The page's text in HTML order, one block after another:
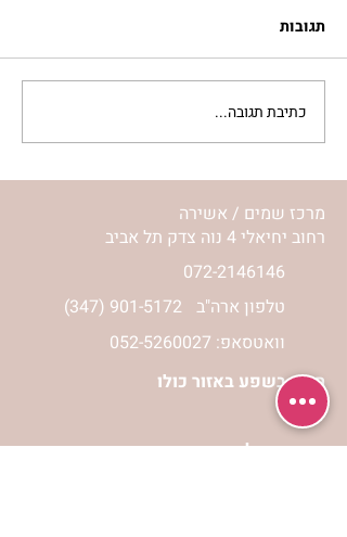
מתגעגעות לבית המפגש,
השיעור לתשעה באב | הר'
ימימה מזרחי
תגובות
כתיבת תגובה...
מרכז שמים / אשירה
רחוב יחיאלי 4 נוה צדק תל אביב
072-2146146
(347) 901-5172 טלפון ארה"ב
וואטסאפ: 052-5260027
חניה בשפע באזור כולו
הרשמי לעדכונים